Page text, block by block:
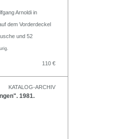
Arnoldi in
dem Vorderdeckel
und 52
110 €
KATALOG-ARCHIV
1981.